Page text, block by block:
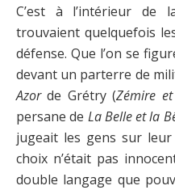
C’est à l’intérieur de
trouvaient quelquefois
défense. Que l’on se
devant un parterre de
Azorde Grétry (Zémire
persane de La Belle et la
jugeait les gens sur
choix n’était pas
double langage que